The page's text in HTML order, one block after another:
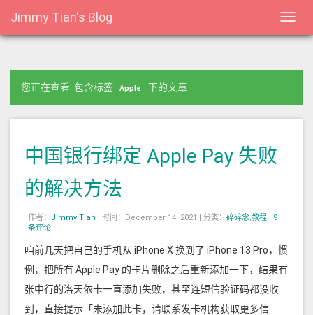
Jimmy Tian's Blog
您正在查看: 包含标签 Apple 下的文章
中国银行绑定 Apple Pay 失败
的解决方法
作者： Jimmy Tian | 时间：December 14, 2021 | 分类： 碎碎念,教程 | 9
条评论
咱前几天把自己的手机从 iPhone X 换到了 iPhone 13 Pro，惯
例，把所有 Apple Pay 的卡片删除之后重新添加一下，结果有
张中行的洛天依卡一直添加失败，甚至连短信验证码都没收
到，直接提示「未添加此卡，请联系发卡机构获取更多信